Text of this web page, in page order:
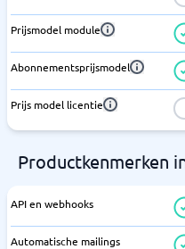
Prijsmodel module
Abonnementsprijsmodel
Prijs model licentie
Productkenmerken
API en webhooks
Automatische mailings